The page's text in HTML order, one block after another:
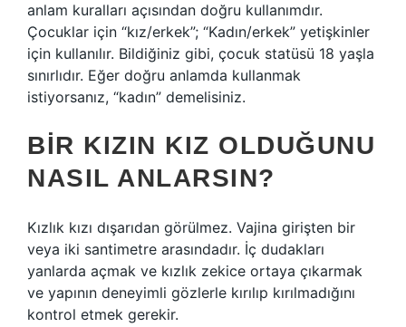
anlam kuralları açısından doğru kullanımdır.
Çocuklar için “kız/erkek”; “Kadın/erkek” yetişkinler
için kullanılır. Bildiğiniz gibi, çocuk statüsü 18 yaşla
sınırlıdır. Eğer doğru anlamda kullanmak
istiyorsanız, “kadın” demelisiniz.
BIR KIZIN KIZ OLDUĞUNU
NASIL ANLARSIN?
Kızlık kızı dışarıdan görülmez. Vajina girişten bir
veya iki santimetre arasındadır. İç dudakları
yanlarda açmak ve kızlık zekice ortaya çıkarmak
ve yapının deneyimli gözlerle kırılıp kırılmadığını
kontrol etmek gerekir.